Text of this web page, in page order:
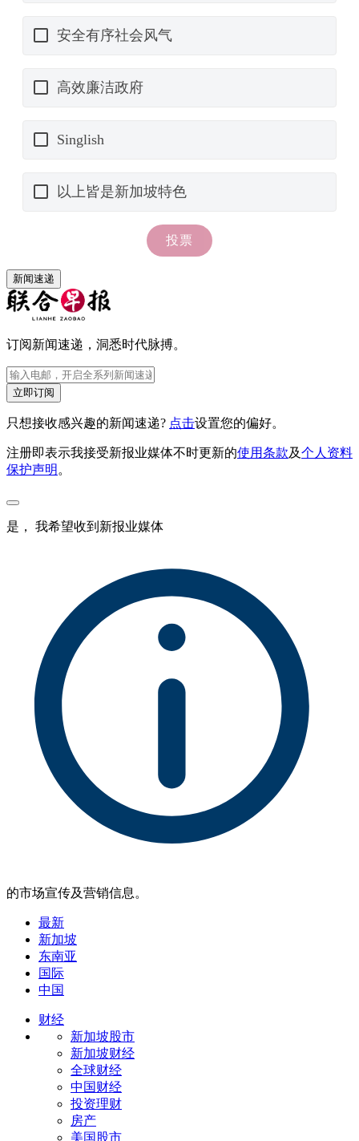
新闻速递
订阅新闻速递，洞悉时代脉搏。
立即订阅
只想接收感兴趣的新闻速递? 点击设置您的偏好。
注册即表示我接受新报业媒体不时更新的使用条款及个人资料
保护声明 。
是， 我希望收到新报业媒体
的市场宣传及营销信息。
最新
新加坡
东南亚
国际
中国
财经
新加坡股市
新加坡财经
全球财经
中国财经
投资理财
房产
美国股市